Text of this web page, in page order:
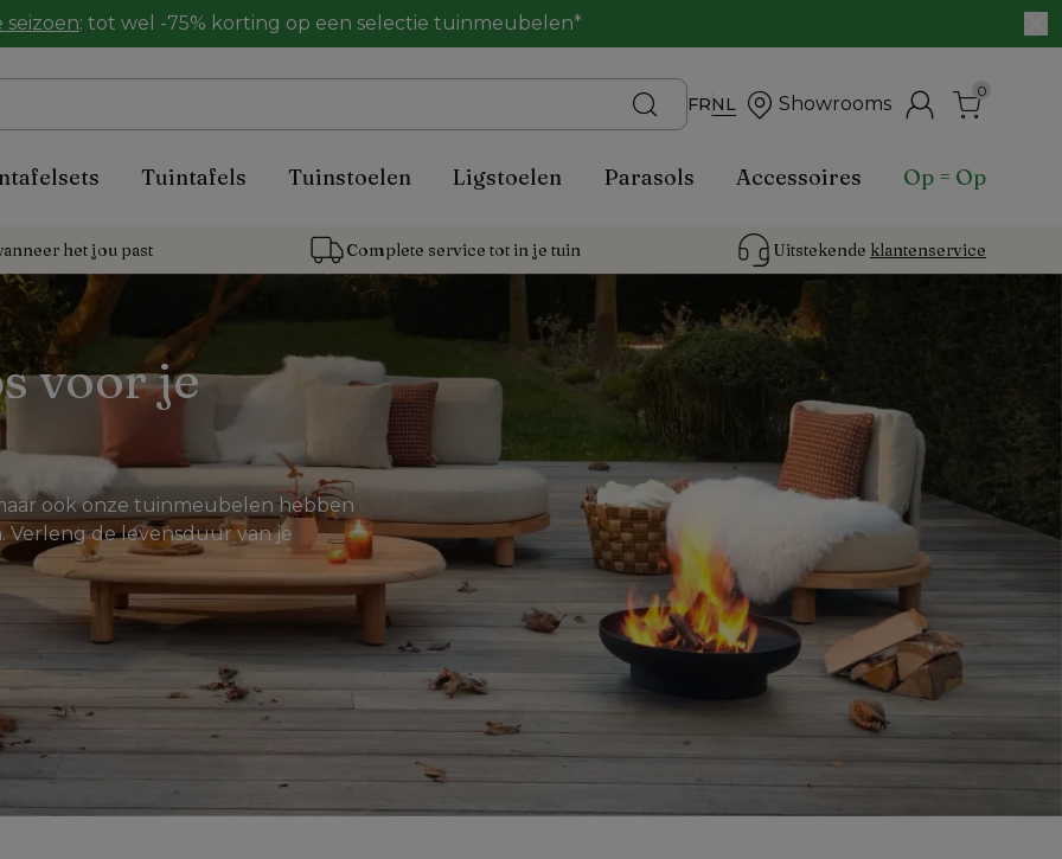
seizoen: tot wel -75% korting op een selectie tuinmeubelen*
FRNL Showrooms
0
Tuintafels Tuinstoelen Ligstoelen Parasols Accessoires Op = Op
het jou past Complete service tot in je tuin Uitstekende klantenservice
voor je
ook onze tuinmeubelen hebben
Verleng de levensduur van je